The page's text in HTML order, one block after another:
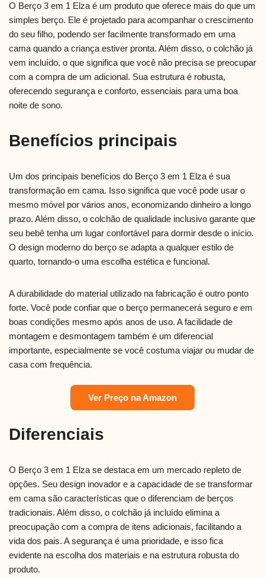
O Berço 3 em 1 Elza é um produto que oferece mais do que um
simples berço. Ele é projetado para acompanhar o crescimento
do seu filho, podendo ser facilmente transformado em uma
cama quando a criança estiver pronta. Além disso, o colchão já
vem incluído, o que significa que você não precisa se preocupar
com a compra de um adicional. Sua estrutura é robusta,
oferecendo segurança e conforto, essenciais para uma boa
noite de sono.
Benefícios principais
Um dos principais benefícios do Berço 3 em 1 Elza é sua
transformação em cama. Isso significa que você pode usar o
mesmo móvel por vários anos, economizando dinheiro a longo
prazo. Além disso, o colchão de qualidade inclusivo garante que
seu bebê tenha um lugar confortável para dormir desde o início.
O design moderno do berço se adapta a qualquer estilo de
quarto, tornando-o uma escolha estética e funcional.
A durabilidade do material utilizado na fabricação é outro ponto
forte. Você pode confiar que o berço permanecerá seguro e em
boas condições mesmo após anos de uso. A facilidade de
montagem e desmontagem também é um diferencial
importante, especialmente se você costuma viajar ou mudar de
casa com frequência.
Ver Preço na Amazon
Diferenciais
O Berço 3 em 1 Elza se destaca em um mercado repleto de
opções. Seu design inovador e a capacidade de se transformar
em cama são características que o diferenciam de berços
tradicionais. Além disso, o colchão já incluído elimina a
preocupação com a compra de itens adicionais, facilitando a
vida dos pais. A segurança é uma prioridade, e isso fica
evidente na escolha dos materiais e na estrutura robusta do
produto.